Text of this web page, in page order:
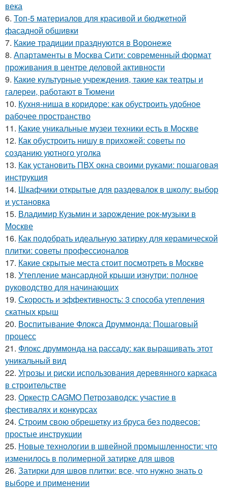
века
6. Топ-5 материалов для красивой и бюджетной
фасадной обшивки
7. Какие традиции празднуются в Воронеже
8. Апартаменты в Москва Сити: современный формат
проживания в центре деловой активности
9. Какие культурные учреждения, такие как театры и
галереи, работают в Тюмени
10. Кухня-ниша в коридоре: как обустроить удобное
рабочее пространство
11. Какие уникальные музеи техники есть в Москве
12. Как обустроить нишу в прихожей: советы по
созданию уютного уголка
13. Как установить ПВХ окна своими руками: пошаговая
инструкция
14. Шкафчики открытые для раздевалок в школу: выбор
и установка
15. Владимир Кузьмин и зарождение рок-музыки в
Москве
16. Как подобрать идеальную затирку для керамической
плитки: советы профессионалов
17. Какие скрытые места стоит посмотреть в Москве
18. Утепление мансардной крыши изнутри: полное
руководство для начинающих
19. Скорость и эффективность: 3 способа утепления
скатных крыш
20. Воспитывание Флокса Друммонда: Пошаговый
процесс
21. Флокс друммонда на рассаду: как выращивать этот
уникальный вид
22. Угрозы и риски использования деревянного каркаса
в строительстве
23. Оркестр CAGMO Петрозаводск: участие в
фестивалях и конкурсах
24. Строим свою обрешетку из бруса без подвесов:
простые инструкции
25. Новые технологии в швейной промышленности: что
изменилось в полимерной затирке для швов
26. Затирки для швов плитки: все, что нужно знать о
выборе и применении